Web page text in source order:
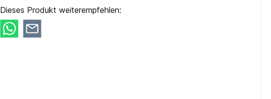
Dieses Produkt weiterempfehlen: